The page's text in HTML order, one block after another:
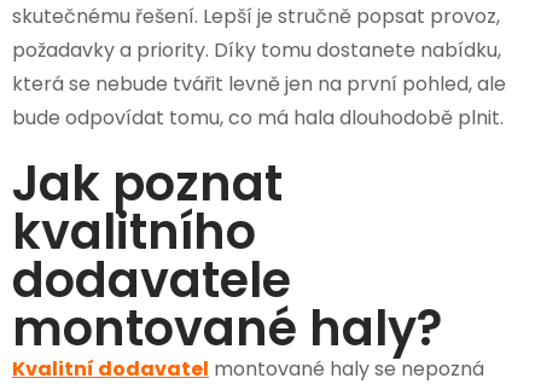
skutečnému řešení. Lepší je stručně popsat provoz,
požadavky a priority. Díky tomu dostanete nabídku,
která se nebude tvářit levně jen na první pohled, ale
bude odpovídat tomu, co má hala dlouhodobě plnit.
Jak poznat
kvalitního
dodavatele
montované haly?
Kvalitní dodavatel montované haly se nepozná